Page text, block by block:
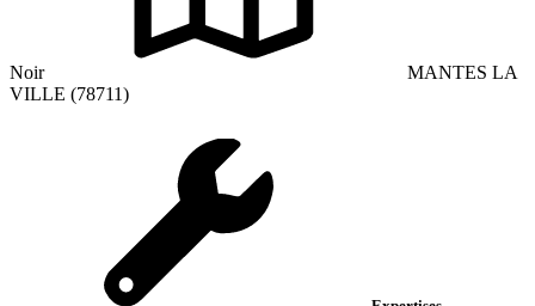
Noir
MANTES LA
VILLE (78711)